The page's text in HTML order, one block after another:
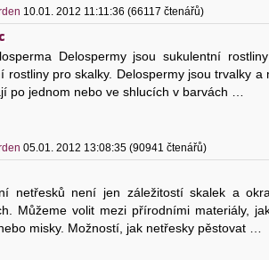
10.01. 2012 11:11:36 (66117 čtenářů)
Delospermy jsou sukulentní
rostliny pro skalky. Delospermy jsou trvalky
po jednom nebo ve shlucích v barvách …
05.01. 2012 13:08:35 (90941 čtenářů)
netřesků není jen záležitostí skalek a
Můžeme volit mezi přírodními materiály,
misky. Možností, jak netřesky pěstovat …